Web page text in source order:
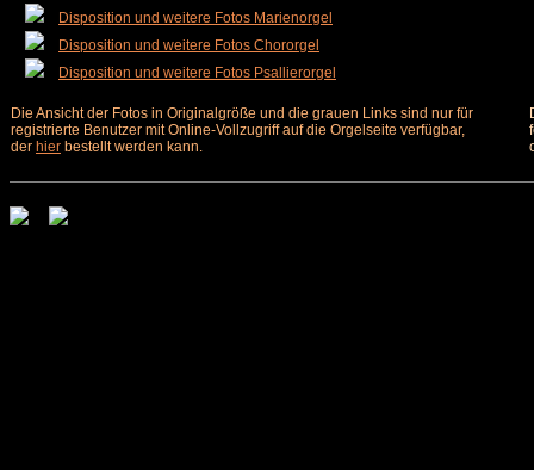
Disposition und weitere Fotos Marienorgel
Disposition und weitere Fotos Chororgel
Disposition und weitere Fotos Psallierorgel
Die Ansicht der Fotos in Originalgröße und die grauen Links sind nur für
registrierte Benutzer mit Online-Vollzugriff auf die Orgelseite verfügbar,
der hier bestellt werden kann.